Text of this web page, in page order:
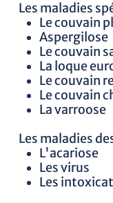
Les maladies
Le couvain
Aspergilose
Le couvain
La loque
Le couvain
Le couvain
La varroose
Les maladies
L'acariose
Les virus
Les